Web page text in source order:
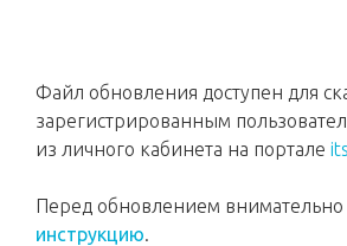
Файл обновления доступен для
зарегистрированным
из личного кабинета на портале
Перед обновлением внимательно
инструкцию.